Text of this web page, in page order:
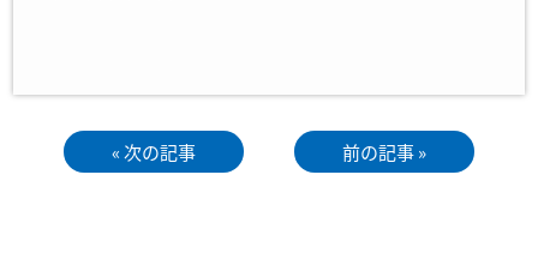
« 次の記事 前の記事 »